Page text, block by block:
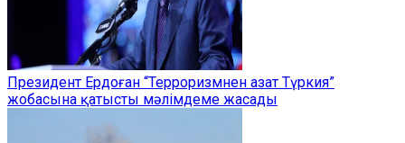
Президент Ердоған “Терроризмнен азат Түркия”
жобасына қатысты мәлімдеме жасады